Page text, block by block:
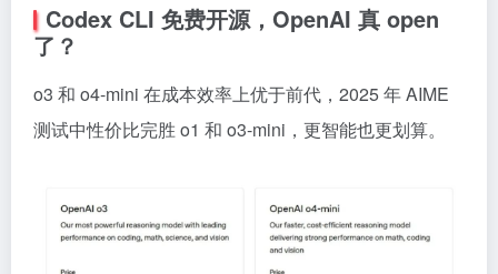
Codex CLI 免费开源，OpenAI 真 open
了？
o3 和 o4-mini 在成本效率上优于前代，2025 年 AIME
测试中性价比完胜 o1 和 o3-mini，更智能也更划算。